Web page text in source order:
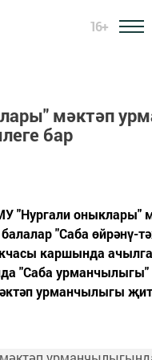
16+
мәктәп
бар
"Нургали оныклары"
"Саба өйрәнү-
каршында
"Саба
урманчылыгы